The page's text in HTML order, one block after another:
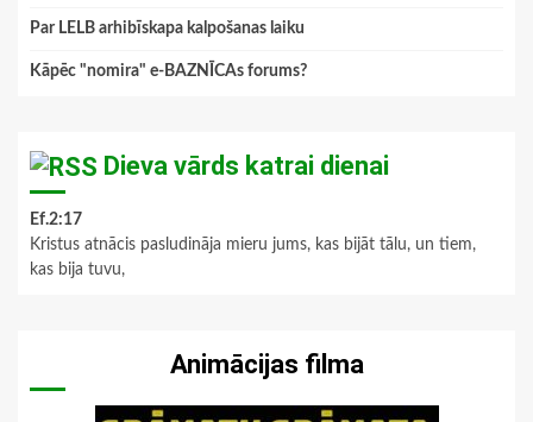
Par LELB arhibīskapa kalpošanas laiku
Kāpēc "nomira" e-BAZNĪCAs forums?
Dieva vārds katrai dienai
Ef.2:17
Kristus atnācis pasludināja mieru jums, kas bijāt tālu, un tiem,
kas bija tuvu,
Animācijas filma